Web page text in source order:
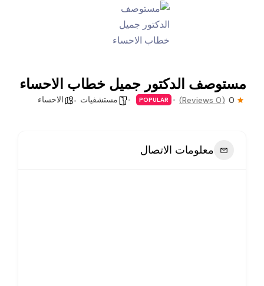
مستوصف الدكتور جميل خطاب الاحساء
0
(0 Reviews)
POPULAR مستشفيات الاحساء
معلومات الاتصال